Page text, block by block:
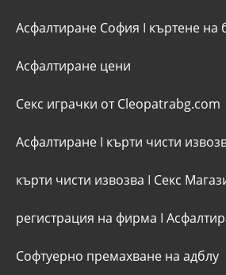
Асфалтиране София I къртене на
Асфалтиране цени
Секс играчки от Cleopatrabg.com
Асфалтиране I кърти чисти
кърти чисти извозва I Секс
регистрация на фирма I
Софтуерно премахване на адблу